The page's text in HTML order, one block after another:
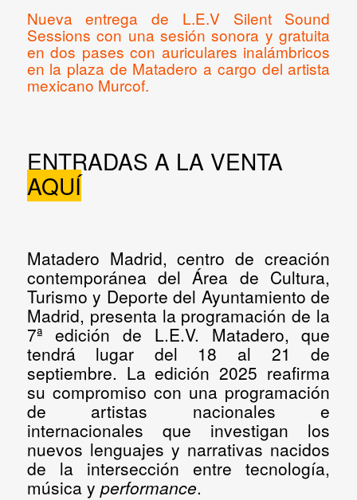
Nueva entrega de L.E.V Silent Sound
Sessions con una sesión sonora y gratuita
en dos pases con auriculares inalámbricos
en la plaza de Matadero a cargo del artista
mexicano Murcof.
ENTRADAS A LA VENTA
AQUÍ
Matadero Madrid, centro de creación
contemporánea del Área de Cultura,
Turismo y Deporte del Ayuntamiento de
Madrid, presenta la programación de la
7ª edición de L.E.V. Matadero, que
tendrá lugar del 18 al 21 de
septiembre. La edición 2025 reafirma
su compromiso con una programación
de artistas nacionales e
internacionales que investigan los
nuevos lenguajes y narrativas nacidos
de la intersección entre tecnología,
música y performance.